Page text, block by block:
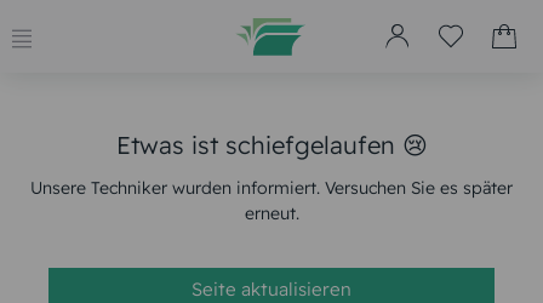
Etwas ist schiefgelaufen 😢
Unsere Techniker wurden informiert. Versuchen Sie es später
erneut.
Seite aktualisieren